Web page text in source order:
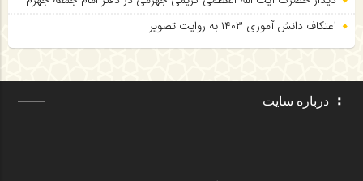
اعتکاف دانش آموزی ۱۴۰۳ به روایت تصویر
درباره سایت